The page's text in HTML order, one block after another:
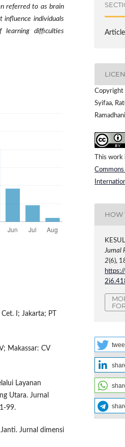
referred to as brain
influence individuals
learning difficulties
I; Jakarta; PT
Makassar: CV
Layanan
Utara. Jurnal
99.
Jurnal dimensi
Copyright
Syifaa,
This
HOW
Jurnal
2(6),